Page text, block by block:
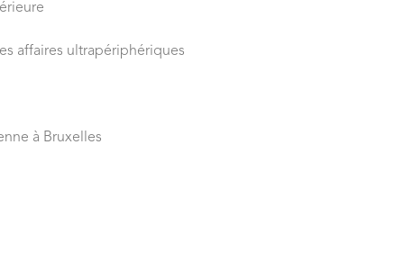
affaires ultrapériphériques
à Bruxelles